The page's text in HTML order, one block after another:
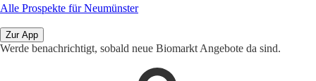
Alle Prospekte für Neumünster
Zur App
Werde benachrichtigt, sobald neue Biomarkt Angebote da sind.